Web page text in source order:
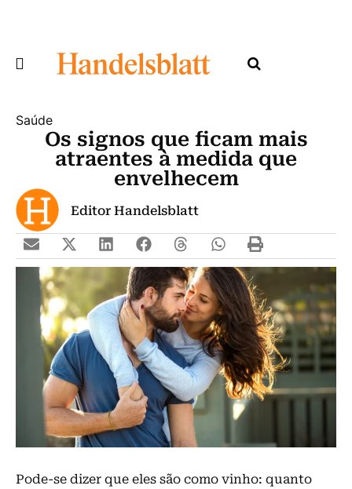
Saúde
Os signos que ficam mais
atraentes à medida que
envelhecem
Editor Handelsblatt
Pode-se dizer que eles são como vinho: quanto